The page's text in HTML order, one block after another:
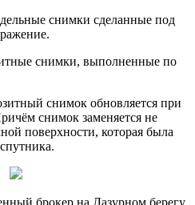
снимки сделанные под
снимки, выполненные по
снимок обновляется при
снимок заменяется не
поверхности, которая была
брокер на Лазурном берегу